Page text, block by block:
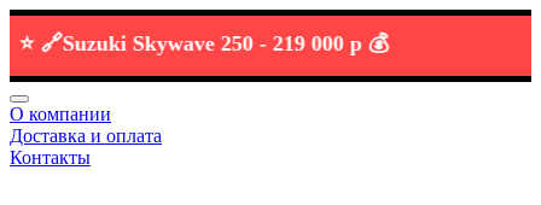
Suzuki Skywave 250 -219 000 р 💰
О компании
Доставка и оплата
Контакты